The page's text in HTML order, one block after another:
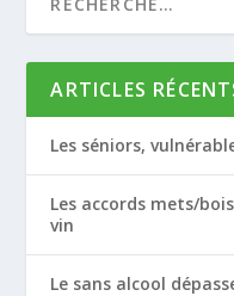
ARTICLES
Les séniors,
Les accords mets/
vin
Le sans alcool